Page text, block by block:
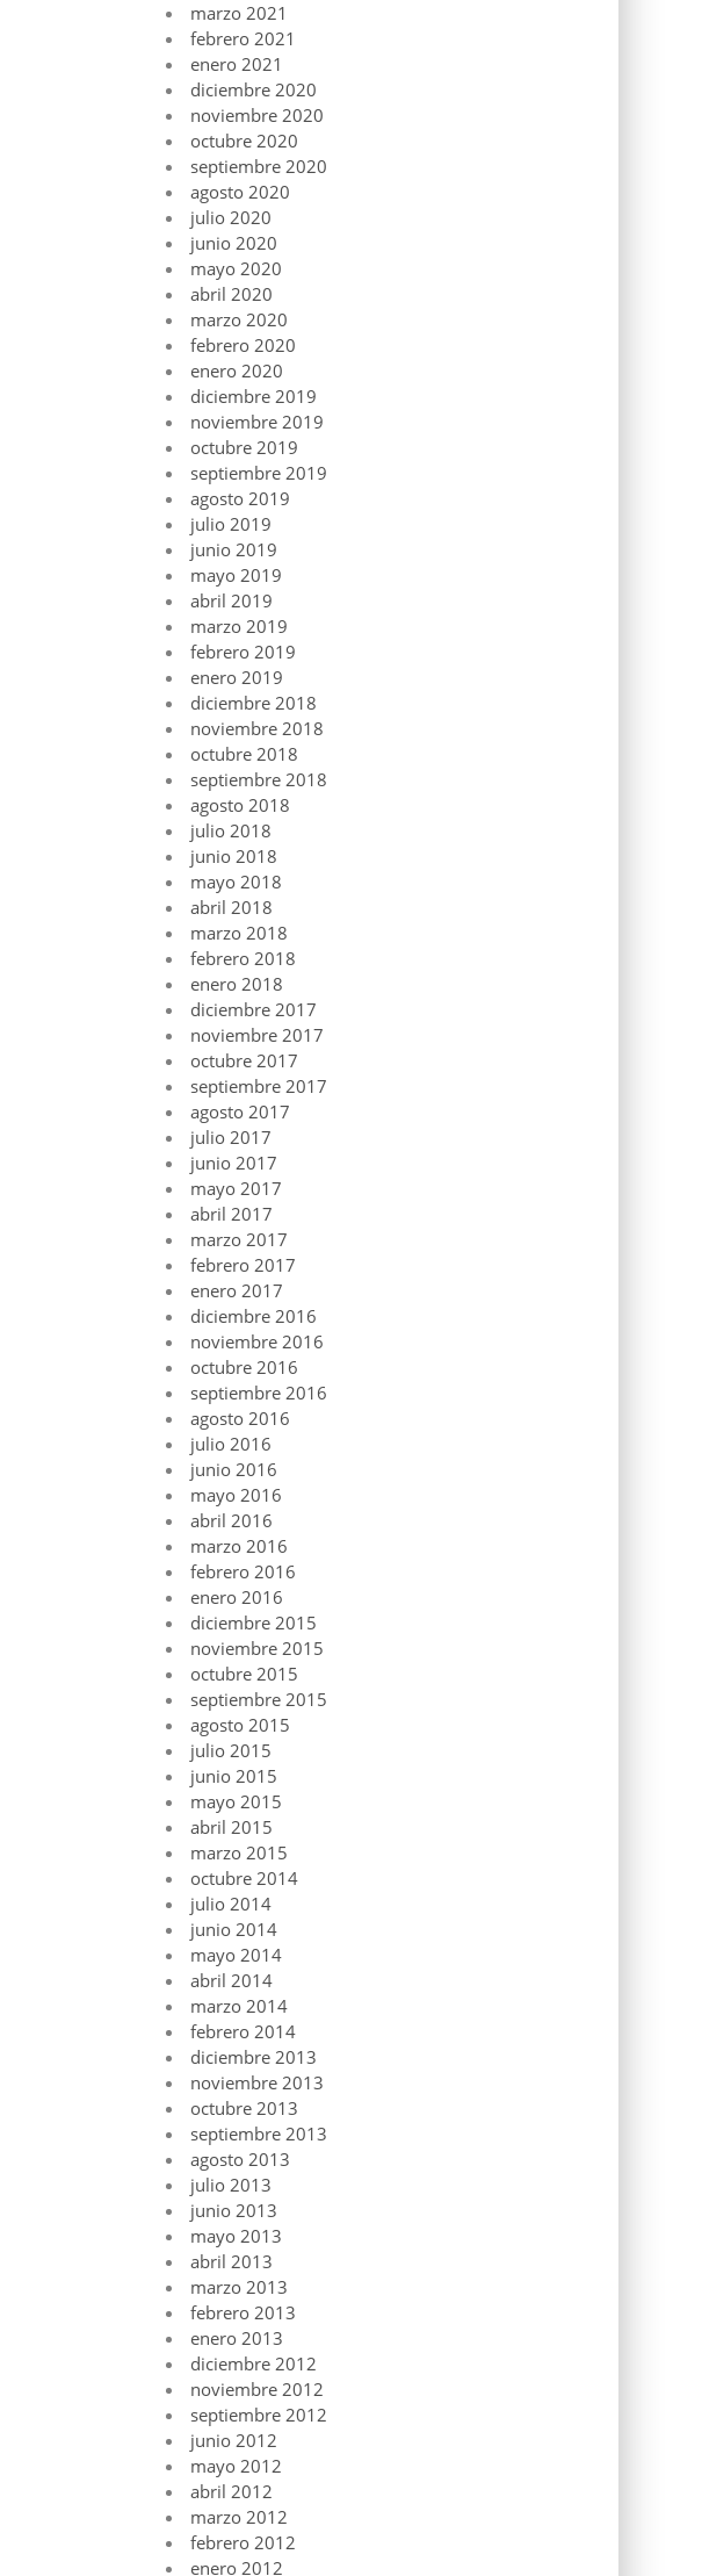
marzo 2021
febrero 2021
enero 2021
diciembre 2020
noviembre 2020
octubre 2020
septiembre 2020
agosto 2020
julio 2020
junio 2020
mayo 2020
abril 2020
marzo 2020
febrero 2020
enero 2020
diciembre 2019
noviembre 2019
octubre 2019
septiembre 2019
agosto 2019
julio 2019
junio 2019
mayo 2019
abril 2019
marzo 2019
febrero 2019
enero 2019
diciembre 2018
noviembre 2018
octubre 2018
septiembre 2018
agosto 2018
julio 2018
junio 2018
mayo 2018
abril 2018
marzo 2018
febrero 2018
enero 2018
diciembre 2017
noviembre 2017
octubre 2017
septiembre 2017
agosto 2017
julio 2017
junio 2017
mayo 2017
abril 2017
marzo 2017
febrero 2017
enero 2017
diciembre 2016
noviembre 2016
octubre 2016
septiembre 2016
agosto 2016
julio 2016
junio 2016
mayo 2016
abril 2016
marzo 2016
febrero 2016
enero 2016
diciembre 2015
noviembre 2015
octubre 2015
septiembre 2015
agosto 2015
julio 2015
junio 2015
mayo 2015
abril 2015
marzo 2015
octubre 2014
julio 2014
junio 2014
mayo 2014
abril 2014
marzo 2014
febrero 2014
diciembre 2013
noviembre 2013
octubre 2013
septiembre 2013
agosto 2013
julio 2013
junio 2013
mayo 2013
abril 2013
marzo 2013
febrero 2013
enero 2013
diciembre 2012
noviembre 2012
septiembre 2012
junio 2012
mayo 2012
abril 2012
marzo 2012
febrero 2012
enero 2012